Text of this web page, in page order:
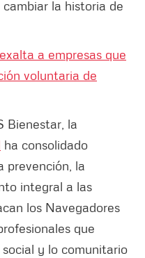
la historia de
a empresas que
voluntaria de
Bienestar, la
ha consolidado
prevención, la
integral a las
los Navegadores
que
y lo comunitario